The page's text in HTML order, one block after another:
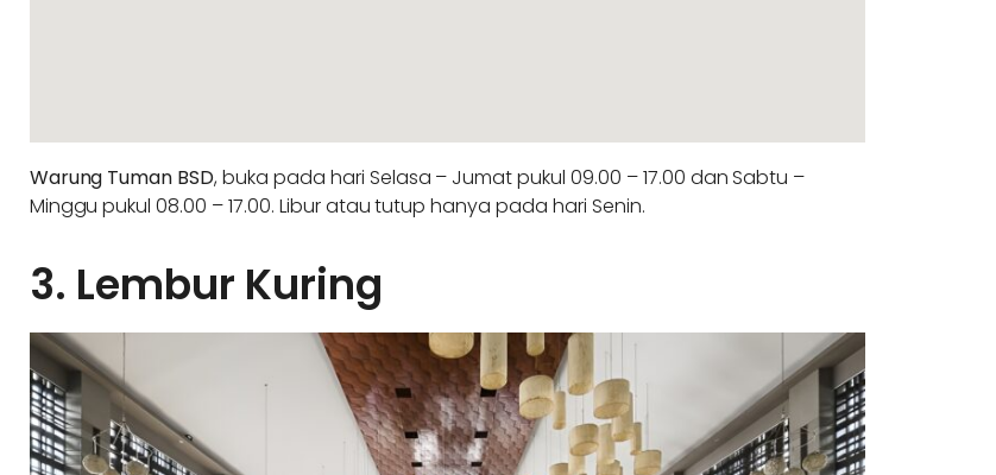
Warung Tuman BSD, buka pada hari Selasa – Jumat pukul 09.00 – 17.00 dan Sabtu –
Minggu pukul 08.00 – 17.00. Libur atau tutup hanya pada hari Senin.
3. Lembur Kuring